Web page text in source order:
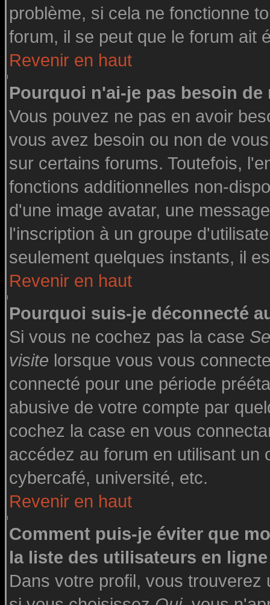
problème, si cela ne fonctionne
forum, il se peut que le forum ait
Revenir en haut
Pourquoi n'ai-je pas besoin
Vous pouvez ne pas en avoir
vous avez besoin ou non de
sur certains forums. Toutefois,
fonctions additionnelles non-
d'une image avatar, une
l'inscription à un groupe
seulement quelques instants, il
Revenir en haut
Pourquoi suis-je déconnecté
Si vous ne cochez pas la case
visite lorsque vous vous
connecté pour une période
abusive de votre compte par
cochez la case en vous
accédez au forum en utilisant un
cybercafé, université, etc.
Revenir en haut
Comment puis-je éviter que
la liste des utilisateurs en
Dans votre profil, vous trouverez